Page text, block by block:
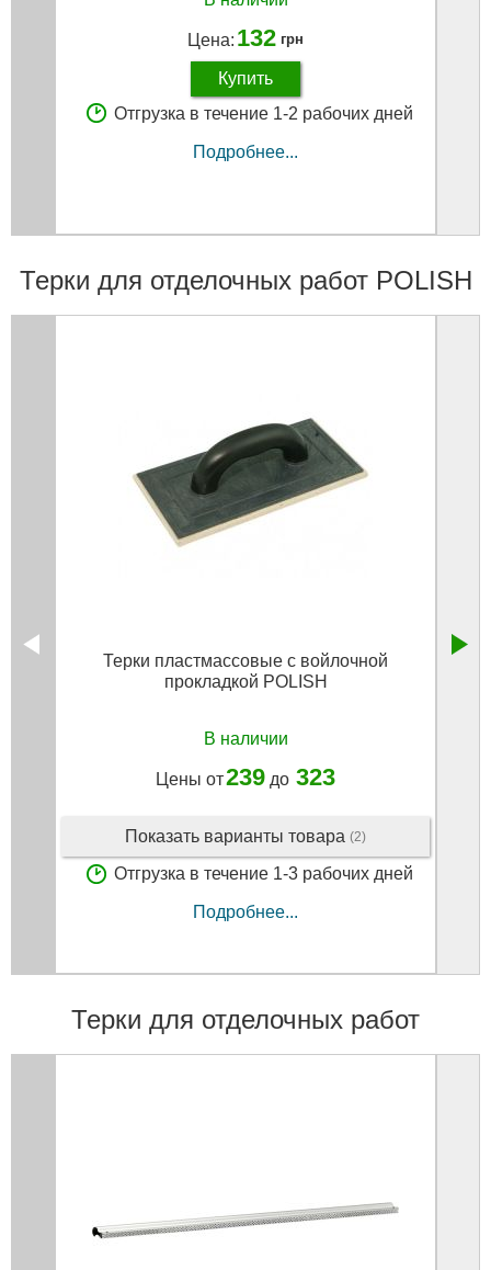
Цена: 132 грн
Купить
Отгрузка в течение 1-2 рабочих дней
Подробнее...
Терки для отделочных работ POLISH
Терки пластмассовые с войлочной
прокладкой POLISH
В наличии
Цены от239 до 323
Показать варианты товара (2)
Отгрузка в течение 1-3 рабочих дней
Подробнее...
Терки для отделочных работ